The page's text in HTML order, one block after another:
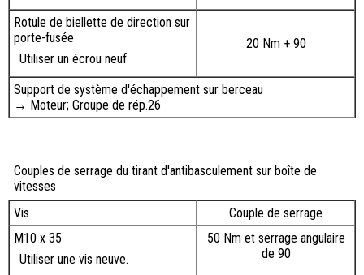
Rotule de biellette de direction sur
porte-fusée
Utiliser un écrou neuf
20 Nm + 90
Support de système d'échappement sur berceau
→ Moteur; Groupe de rép.26
Couples de serrage du tirant d'antibasculement sur boîte de
vitesses
Vis
Couple de serrage
M10 x 35
Utiliser une vis neuve.
50 Nm et serrage angulaire
de 90